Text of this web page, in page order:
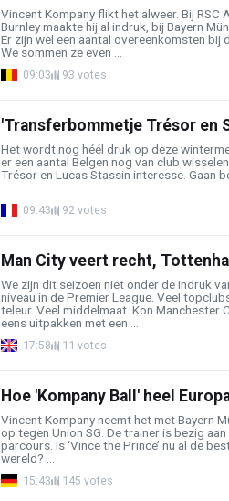
Vincent Kompany flikt het alweer. Bij RSC
Burnley maakte hij al indruk, bij Bayern
Er zijn wel een aantal overeenkomsten bij
We sommen ze even ...
09:03 93 votes
'Transferbommetje Trésor en
Het wordt nog héél druk op deze
er een aantal Belgen nog van club
Trésor en Lucas Stassin interesse. Gaan
09:43 92 votes
Man City veert recht,
We zijn dit seizoen niet onder de indruk
niveau in de Premier League. Veel
teleur. Veel middelmaat. Kon Manchester
eens uitpakken met een ...
17:58 11 votes
Hoe 'Kompany Ball' heel
Vincent Kompany neemt het met Bayern
op tegen Union SG. De trainer is bezig
parcours. Is ‘Vince the Prince’ nu al de
wereld? ...
15:43 145 votes